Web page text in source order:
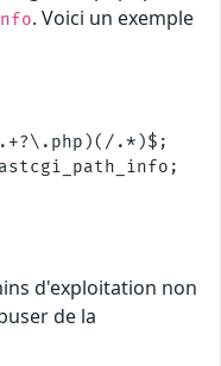
. Voici un exemple
.*)$;
d'exploitation non
de la